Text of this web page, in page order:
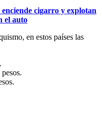
cigarro y explotan
el auto
en estos países las